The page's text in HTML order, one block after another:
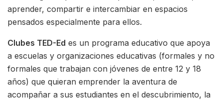
aprender, compartir e intercambiar en espacios
pensados especialmente para ellos.
Clubes TED-Ed es un programa educativo que apoya
a escuelas y organizaciones educativas (formales y no
formales que trabajan con jóvenes de entre 12 y 18
años) que quieran emprender la aventura de
acompañar a sus estudiantes en el descubrimiento, la